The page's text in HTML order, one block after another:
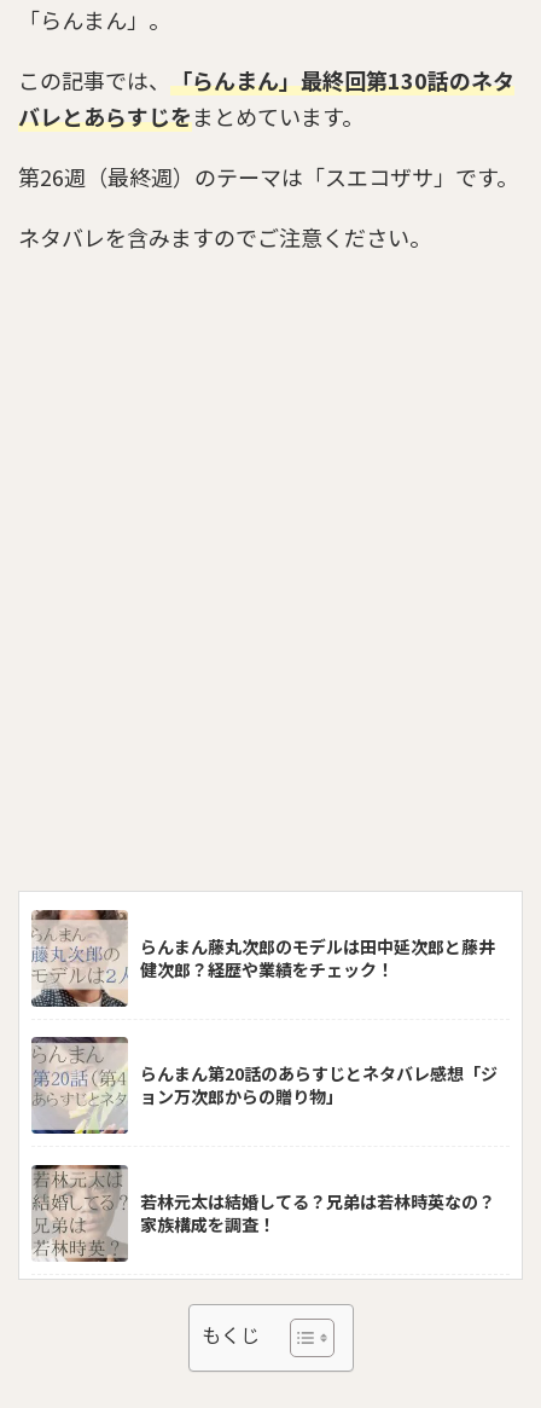
「らんまん」。
この記事では、 「らんまん」最終回第130話のネタ
バレとあらすじをまとめています。
第26週（最終週）のテーマは「スエコザサ」です。
ネタバレを含みますのでご注意ください。
らんまん藤丸次郎のモデルは田中延次郎と藤井
健次郎？経歴や業績をチェック！
らんまん第20話のあらすじとネタバレ感想「ジ
ョン万次郎からの贈り物」
若林元太は結婚してる？兄弟は若林時英なの？
家族構成を調査！
らんまん第34話のあらすじとネタバレ感想「寿
恵子の好きな花」
もくじ